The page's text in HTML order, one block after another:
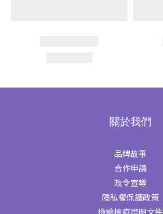
關於我們
品牌故事
合作申請
政令宣導
隱私權保護政策
檢驗檢疫證明文件